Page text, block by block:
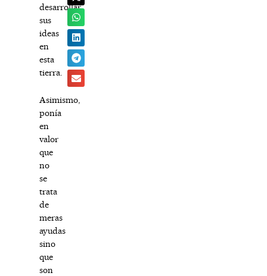
desarrollar
sus
ideas
en
esta
tierra.
Asimismo,
ponía
en
valor
que
no
se
trata
de
meras
ayudas
sino
que
son